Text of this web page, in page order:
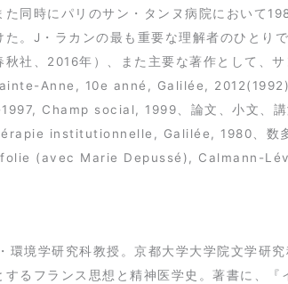
同時にパリのサン・タンヌ病院において
。J・ラカンの最も重要な理解者のひとり
秋社、2016年）、また主要な著作として、
Anne, 10e anné, Galilée, 2012(1992)
Champ social, 1999、論文、小文、
institutionnelle, Galilée, 1980、数
(avec Marie Depussé), Calmann-
環境学研究科教授。京都大学大学院文学研
するフランス思想と精神医学史。著書に、